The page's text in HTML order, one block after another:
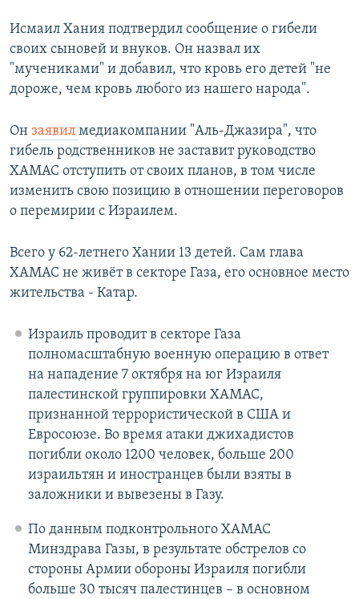
Исмаил Хания подтвердил сообщение о гибели
своих сыновей и внуков. Он назвал их
"мучениками" и добавил, что кровь его детей "не
дороже, чем кровь любого из нашего народа".
Он заявил медиакомпании "Аль-Джазира", что
гибель родственников не заставит руководство
ХАМАС отступить от своих планов, в том числе
изменить свою позицию в отношении переговоров
о перемирии с Израилем.
Всего у 62-летнего Хании 13 детей. Сам глава
ХАМАС не живёт в секторе Газа, его основное место
жительства - Катар.
Израиль проводит в секторе Газа
полномасштабную военную операцию в ответ
на нападение 7 октября на юг Израиля
палестинской группировки ХАМАС,
признанной террористической в США и
Евросоюзе. Во время атаки джихадистов
погибли около 1200 человек, больше 200
израильтян и иностранцев были взяты в
заложники и вывезены в Газу.
По данным подконтрольного ХАМАС
Минздрава Газы, в результате обстрелов со
стороны Армии обороны Израиля погибли
больше 30 тысяч палестинцев – в основном